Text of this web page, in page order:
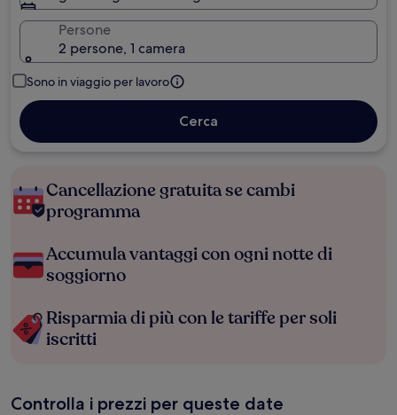
Persone
2 persone, 1 camera
Sono in viaggio per lavoro
Cerca
Cancellazione gratuita se cambi
programma
Accumula vantaggi con ogni notte di
soggiorno
Risparmia di più con le tariffe per soli
iscritti
Controlla i prezzi per queste date